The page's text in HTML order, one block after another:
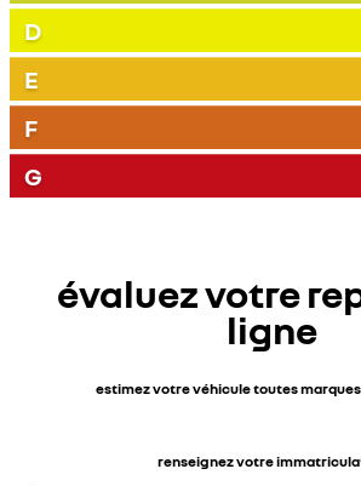
D
E
F
G
évaluez votre
ligne
estimez votre véhicule toutes marques
renseignez votre